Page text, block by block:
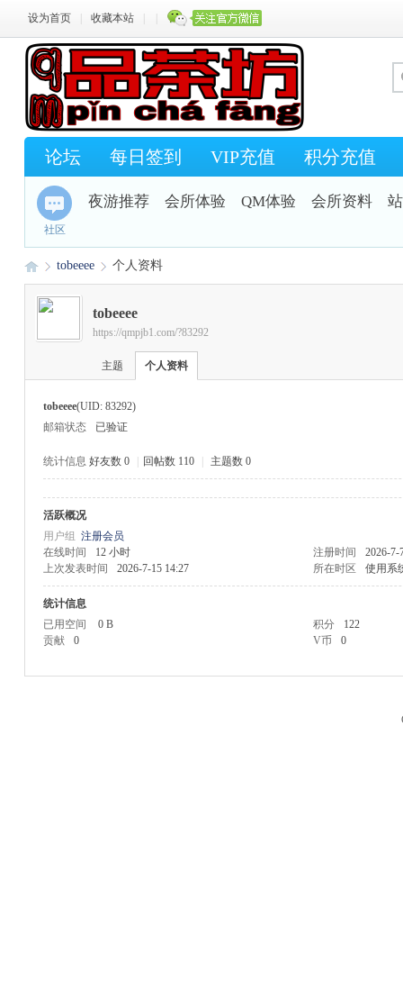
设为首页 收藏本站
论坛 每日签到 VIP充值 积分充值
社区
夜游推荐 会所体验 QM体验 会所资料
›
tobeeee 个人资料
tobeeee
https://qmpjb1.com/?83292
主题 个人资料
tobeeee(UID: 83292)
邮箱状态
已验证
统计信息 好友数 0 回帖数 110 主题数 0
活跃概况
用户组 注册会员
在线时间
12 小时 注册时间
2026-7-
上次发表时间
2026-7-15 14:27 所在时区 使用系
统计信息
已用空间
0 B 积分
122
贡献
0 V币 0